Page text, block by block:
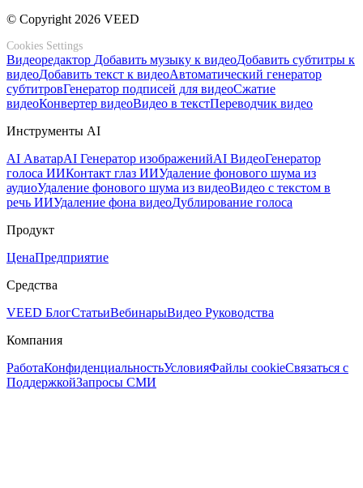
© Copyright 2026 VEED
Cookies Settings
Видеоредактор Добавить музыку к видеоДобавить субтитры к
видеоДобавить текст к видеоАвтоматический генератор
субтитровГенератор подписей для видеоСжатие
видеоКонвертер видеоВидео в текстПереводчик видео
Инструменты AI
AI АватарAI Генератор изображенийAI ВидеоГенератор
голоса ИИКонтакт глаз ИИУдаление фонового шума из
аудиоУдаление фонового шума из видеоВидео с текстом в
речь ИИУдаление фона видеоДублирование голоса
Продукт
ЦенаПредприятие
Средства
VEED БлогСтатьиВебинарыВидео Руководства
Компания
РаботаКонфиденциальностьУсловияФайлы cookieСвязаться с
ПоддержкойЗапросы СМИ